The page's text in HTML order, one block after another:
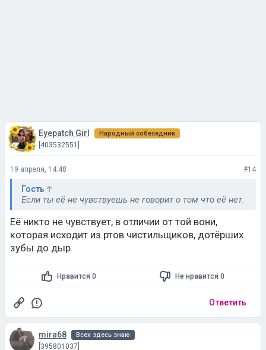
Eyepatch Girl Народный собеседник
[403532551]
19 апреля, 14:48 #14
Гость
Если ты её не чувствуешь не говорит о том что её нет.
Её никто не чувствует, в отличии от той вони,
которая исходит из ртов чистильщиков, дотёрших
зубы до дыр.
Нравится 0 Не нравится 0
Ответить
mira68 Всех здесь знаю
[395801037]